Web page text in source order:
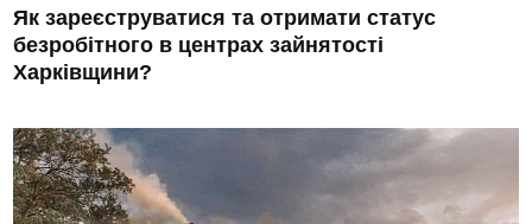
Як зареєструватися та отримати статус
безробітного в центрах зайнятості
Харківщини?